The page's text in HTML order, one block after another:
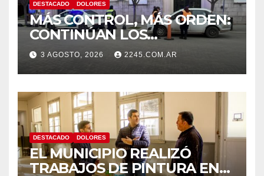
DESTACADO DOLORES
MÁS CONTROL, MÁS ORDEN:
CONTINÚAN LOS
OPERATIVOS PREVENTIVOS
DE TRÁNSITO EN DOLORES
3 AGOSTO, 2026 2245.COM.AR
DESTACADO DOLORES
EL MUNICIPIO REALIZÓ
TRABAJOS DE PINTURA EN